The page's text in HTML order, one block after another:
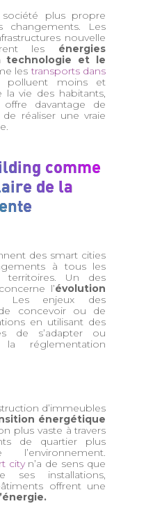
société plus propre
changements. Les
nouvelle
les énergies
technologie et le
lestransports dans
moins et
la vie des habitants,
davantage de
réaliser une vraie
comme
de la
des smart cities
à tous les
territoires. Un des
l’évolution
enjeux des
concevoir ou de
en utilisant des
de s’adapter ou
réglementation
d’immeubles
énergétique
plus vaste à travers
de quartier plus
cityn’a de sens que
ses installations,
offrent une